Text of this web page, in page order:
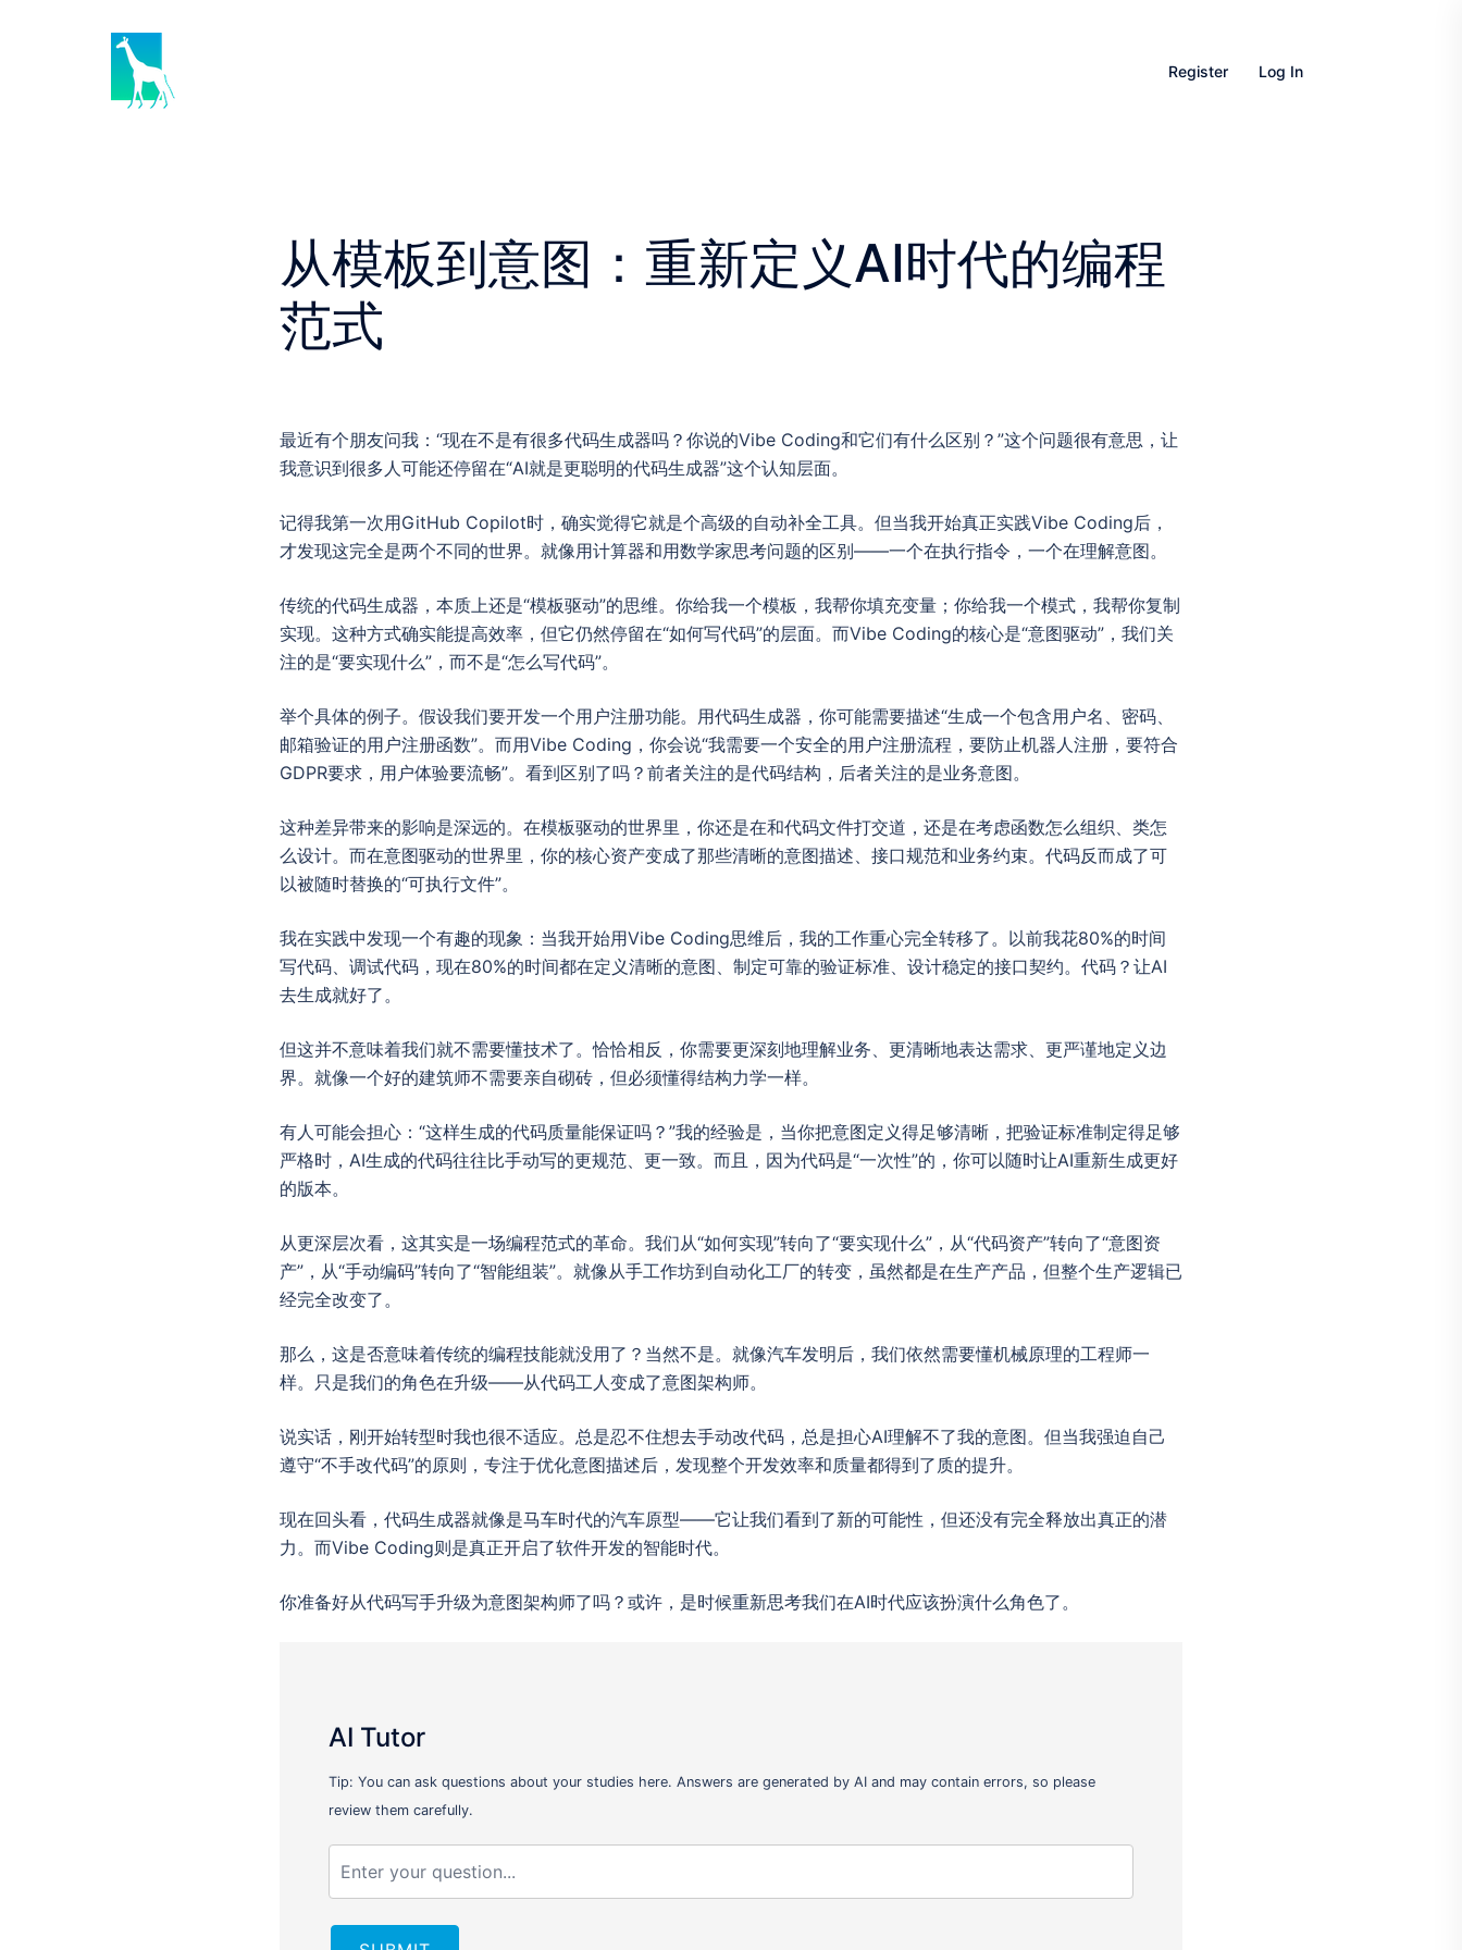
Register Log In
从模板到意图：重新定义AI时代的编程
范式
最近有个朋友问我：“现在不是有很多代码生成器吗？你说的Vibe Coding和它们有什么区别？”这个问题很有意思，让
我意识到很多人可能还停留在“AI就是更聪明的代码生成器”这个认知层面。
记得我第一次用GitHub Copilot时，确实觉得它就是个高级的自动补全工具。但当我开始真正实践Vibe Coding后，
才发现这完全是两个不同的世界。就像用计算器和用数学家思考问题的区别——一个在执行指令，一个在理解意图。
传统的代码生成器，本质上还是“模板驱动”的思维。你给我一个模板，我帮你填充变量；你给我一个模式，我帮你复制
实现。这种方式确实能提高效率，但它仍然停留在“如何写代码”的层面。而Vibe Coding的核心是“意图驱动”，我们关
注的是“要实现什么”，而不是“怎么写代码”。
举个具体的例子。假设我们要开发一个用户注册功能。用代码生成器，你可能需要描述“生成一个包含用户名、密码、
邮箱验证的用户注册函数”。而用Vibe Coding，你会说“我需要一个安全的用户注册流程，要防止机器人注册，要符合
GDPR要求，用户体验要流畅”。看到区别了吗？前者关注的是代码结构，后者关注的是业务意图。
这种差异带来的影响是深远的。在模板驱动的世界里，你还是在和代码文件打交道，还是在考虑函数怎么组织、类怎
么设计。而在意图驱动的世界里，你的核心资产变成了那些清晰的意图描述、接口规范和业务约束。代码反而成了可
以被随时替换的“可执行文件”。
我在实践中发现一个有趣的现象：当我开始用Vibe Coding思维后，我的工作重心完全转移了。以前我花80%的时间
写代码、调试代码，现在80%的时间都在定义清晰的意图、制定可靠的验证标准、设计稳定的接口契约。代码？让AI
去生成就好了。
但这并不意味着我们就不需要懂技术了。恰恰相反，你需要更深刻地理解业务、更清晰地表达需求、更严谨地定义边
界。就像一个好的建筑师不需要亲自砌砖，但必须懂得结构力学一样。
有人可能会担心：“这样生成的代码质量能保证吗？”我的经验是，当你把意图定义得足够清晰，把验证标准制定得足够
严格时，AI生成的代码往往比手动写的更规范、更一致。而且，因为代码是“一次性”的，你可以随时让AI重新生成更好
的版本。
从更深层次看，这其实是一场编程范式的革命。我们从“如何实现”转向了“要实现什么”，从“代码资产”转向了“意图资
产”，从“手动编码”转向了“智能组装”。就像从手工作坊到自动化工厂的转变，虽然都是在生产产品，但整个生产逻辑已
经完全改变了。
那么，这是否意味着传统的编程技能就没用了？当然不是。就像汽车发明后，我们依然需要懂机械原理的工程师一
样。只是我们的角色在升级——从代码工人变成了意图架构师。
说实话，刚开始转型时我也很不适应。总是忍不住想去手动改代码，总是担心AI理解不了我的意图。但当我强迫自己
遵守“不手改代码”的原则，专注于优化意图描述后，发现整个开发效率和质量都得到了质的提升。
现在回头看，代码生成器就像是马车时代的汽车原型——它让我们看到了新的可能性，但还没有完全释放出真正的潜
力。而Vibe Coding则是真正开启了软件开发的智能时代。
你准备好从代码写手升级为意图架构师了吗？或许，是时候重新思考我们在AI时代应该扮演什么角色了。
AI Tutor
Tip: You can ask questions about your studies here. Answers are generated by AI and may contain errors, so please
review them carefully.